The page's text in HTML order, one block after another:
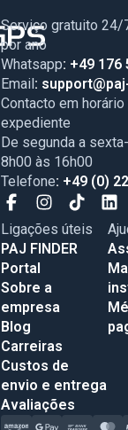
Serviço gratuito 24/
por ano
Whatsapp: +49 176
Email:
Contacto em horário
expediente
De segunda a
8h00 às 16h00
Telefone: +49 (0)
Ligações úteis
PAJ FINDER
Portal
Sobre a
empresa
Blog
Carreiras
Custos de
envio e entrega
Avaliações